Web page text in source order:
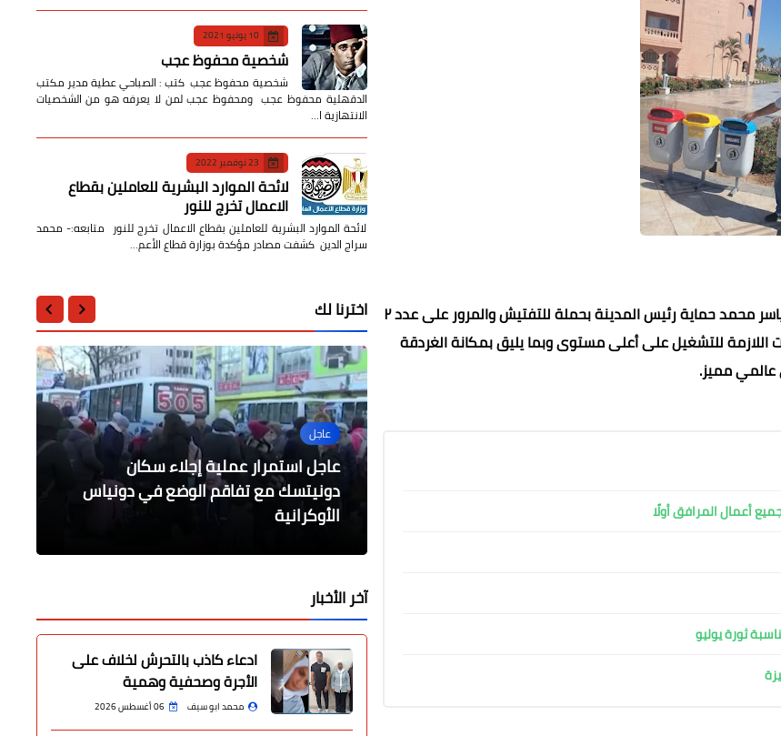
قامت الوحدة المحلية لمدينة الغردقة صباح اليوم بتكليف من اللواء ياسر محمد حماية رئيس المدينة بحملة للتفتيش والمرور على عدد ٢
للتشغيل على أعلى مستوى وبما يليق بمكانة الغردقة
مميز.
أعمال المرافق أولًا
ثورة يوليو
10 يونيو 2021
شخصية محفوظ عجب
شخصية محفوظ عجب كتب : الصباحي عطية مدير مكتب
الدقهلية محفوظ عجب ومحفوظ عجب لمن لا يعرفه هو من الشخصيات
الانتهازية ا…
23 نوفمبر 2022
لائحة الموارد البشرية للعاملين بقطاع
الاعمال تخرج للنور
لائحة الموارد البشرية للعاملين بقطاع الاعمال تخرج للنور متابعه:- محمد
سراج الدين كشفت مصادر مؤكدة بوزارة قطاع الأعم…
اخترنا لك
عاجل
عاجل استمرار عملية إجلاء سكان
دونيتسك مع تفاقم الوضع في دونياس
الأوكرانية
أخبار مصر
وزير التنمية المحلية يتابع جهود
المحافظات فى التعامل مع موجة
الطقس السيء
حوادث وقضايا
حريق بوحدة سكنية في بورسعيد
أخبار مصر
توسيع قاعدة المستفيدين بالمبادرة
الرئاسية لإحلال المركبات
أخبار مصر
فعاليات جلسة "حقوق الإنسان" ضمن
فعاليات مشروع وحدة وادي النيل
آخر الأخبار
ادعاء كاذب بالتحرش لخلاف على
الأجرة وصحفية وهمية
محمد ابو سيف 06 أغسطس 2026